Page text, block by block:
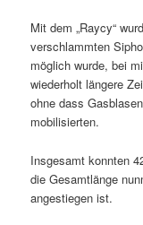
Mit dem „Raycy“
verschlammten
möglich wurde, bei
wiederholt längere
ohne dass
mobilisierten.
Insgesamt konnten
die Gesamtlänge
angestiegen ist.